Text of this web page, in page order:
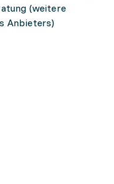
(weitere
Anbieters)